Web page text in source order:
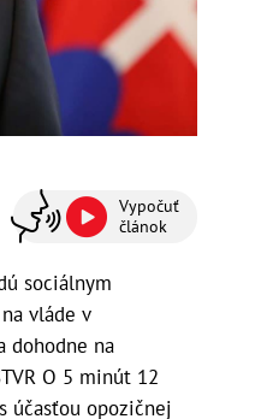
Vypočuť
článok
sociálnym
vláde v
dohodne na
O 5 minút 12
účasťou opozičnej